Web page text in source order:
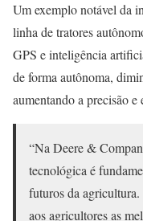
Um exemplo notável da
linha de tratores
GPS e inteligência
de forma autônoma,
aumentando a precisão
“Na Deere &
tecnológica é
futuros da
aos agricultores as